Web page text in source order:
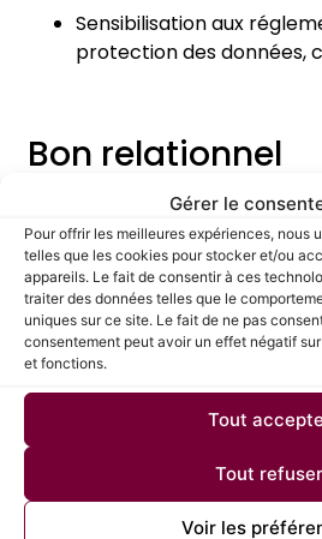
Gérer le
Pour offrir les meilleures expériences, nous
telles que les cookies pour stocker et/ou
appareils. Le fait de consentir à ces
traiter des données telles que le
uniques sur ce site. Le fait de ne pas
consentement peut avoir un effet négatif
et fonctions.
Tout
Tout refuser
Voir les
Sensibilisation aux
protection des données,
Bon relationnel
Communiquer
employés, la direction, et
extérieurs. Une bonne
essentielle pour
paie et fournir des
départements RH et
assurer une gestion
des ressources humaines.